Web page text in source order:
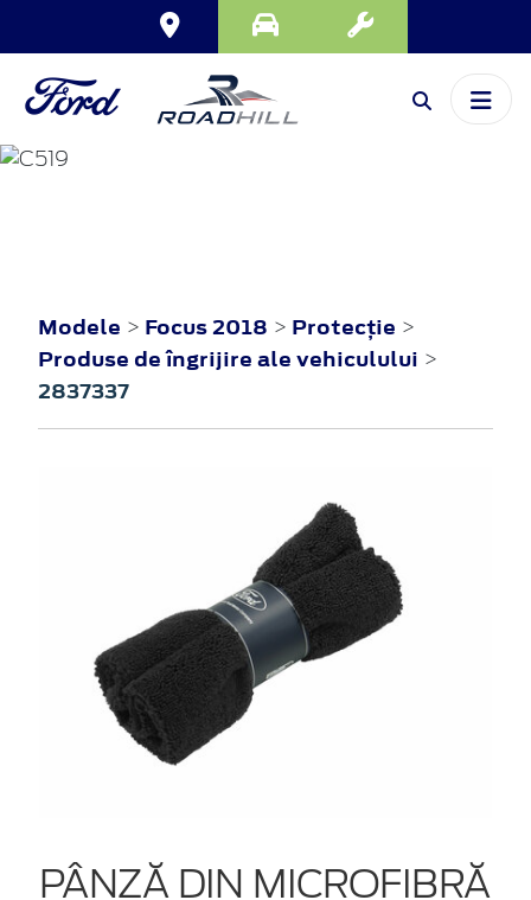
Modele > Focus 2018 > Protecţie >
Produse de îngrijire ale vehiculului >
2837337
PÂNZĂ DIN MICROFIBRĂ